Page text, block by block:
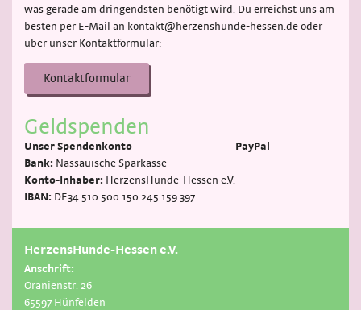
was gerade am dringendsten benötigt wird. Du erreichst uns am
besten per E-Mail an kontakt@herzenshunde-hessen.de oder
über unser Kontaktformular:
Kontaktformular
Geldspenden
Unser Spendenkonto
Bank: Nassauische Sparkasse
Konto-Inhaber: HerzensHunde-Hessen e.V.
IBAN: DE34 510 500 150 245 159 397
PayPal
HerzensHunde-Hessen e.V.
Anschrift:
Oranienstr. 26
65597 Hünfelden